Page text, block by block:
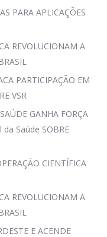
PARA APLICAÇÕES
REVOLUCIONAM A
PARTICIPAÇÃO EM
VSR
GANHA FORÇA
Saúde SOBRE
CIENTÍFICA
REVOLUCIONAM A
E ACENDE